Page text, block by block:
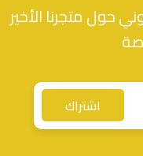
حول متجرنا الأخير
اشتراك